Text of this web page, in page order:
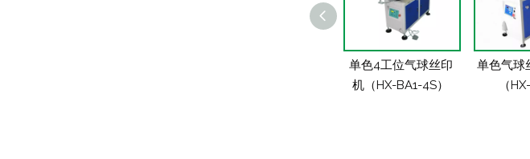
单色4工位气球丝印
机（HX-BA1-4S）
单色气球
（